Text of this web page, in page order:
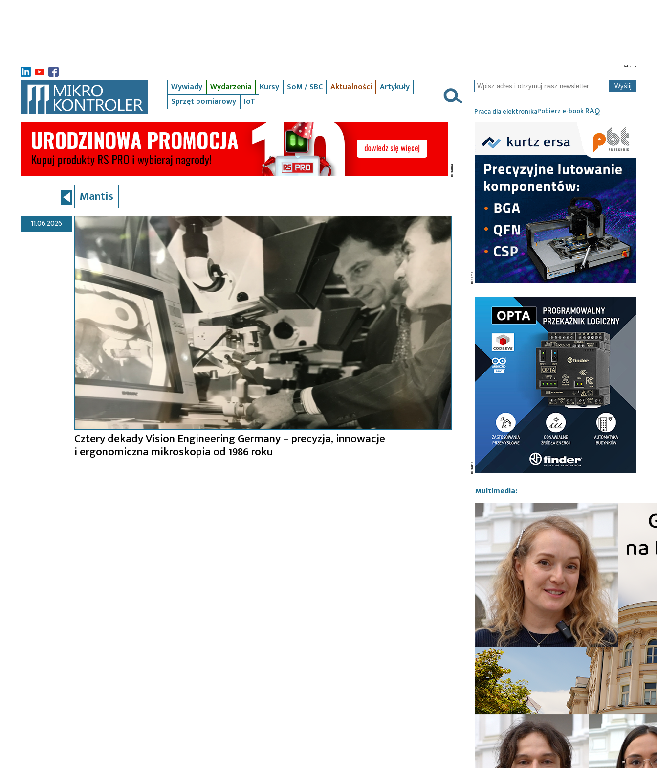
Wywiady Wydarzenia Kursy SoM / SBC Aktualności
Artykuły
Sprzęt pomiarowy
IoT
Wyślij
Praca dla elektronikaPobierz e-bookRAQ
Mantis
11.06.2026
Cztery dekady Vision Engineering Germany – precyzja, innowacje
i ergonomiczna mikroskopia od 1986 roku
Multimedia: